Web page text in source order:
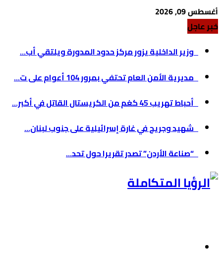
أغسطس 09, 2026
خبر عاجل
وزير الداخلية يزور مركز حدود المدورة ويلتقي أب...
مديرية الأمن العام تحتفي بمرور 104 أعوام على ت...
أحباط تهريب 45 كغم من الكريستال القاتل في أكبر...
شهيد وجريح في غارة إسرائيلية على جنوب لبنان...
“صناعة الأردن” تصدر تقريرا حول تحد...